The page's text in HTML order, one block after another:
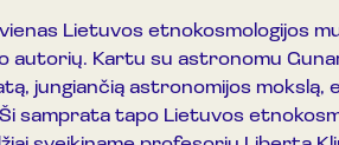
Lietuvos etnokosmologijos
autorių. Kartu su astronomu
jungiančią astronomijos mokslą,
samprata tapo Lietuvos